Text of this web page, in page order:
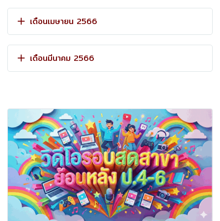
เดือนเมษายน 2566
เดือนมีนาคม 2566